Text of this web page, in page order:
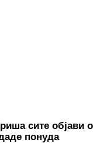
сите објави
понуда